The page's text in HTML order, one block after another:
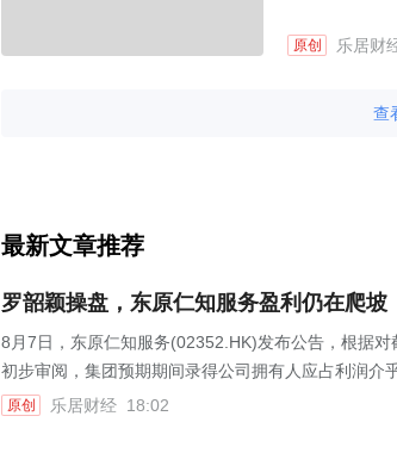
原创 乐居财
查
最新文章推荐
罗韶颖操盘，东原仁知服务盈利仍在爬坡
8月7日，东原仁知服务(02352.HK)发布公告，根据
初步审阅，集团预期期间录得公司拥有人应占利润介
原创 乐居财经 18:02